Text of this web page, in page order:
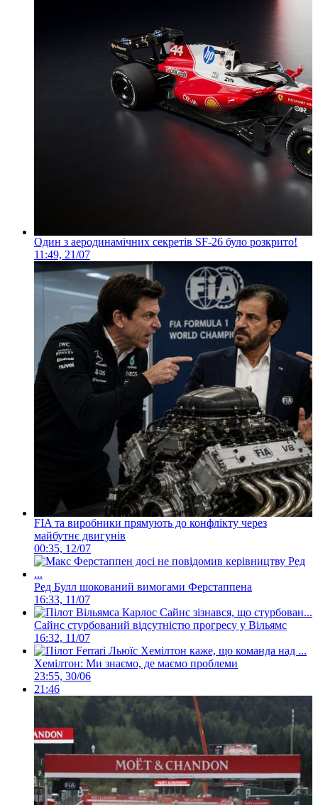
Один з аеродинамічних секретів SF-26 було розкрито!
11:49, 21/07
FIA та виробники прямують до конфлікту через
майбутнє двигунів
00:35, 12/07
Ред Булл шокований вимогами Ферстаппена
16:33, 11/07
Сайнс стурбований відсутністю прогресу у Вільямс
16:32, 11/07
Хемілтон: Ми знаємо, де маємо проблеми
23:55, 30/06
21:46